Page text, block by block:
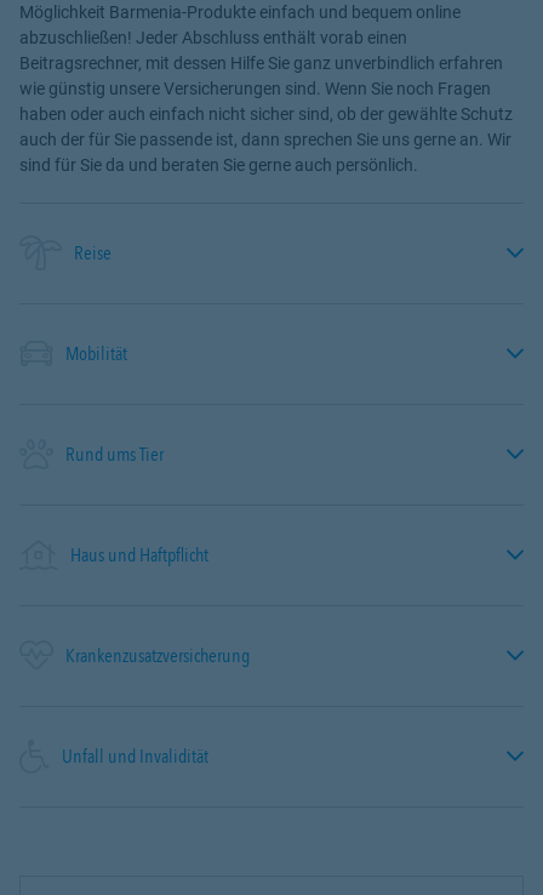
Möglichkeit Barmenia-Produkte einfach und bequem online
abzuschließen! Jeder Abschluss enthält vorab einen
Beitragsrechner, mit dessen Hilfe Sie ganz unverbindlich erfahren
wie günstig unsere Versicherungen sind. Wenn Sie noch Fragen
haben oder auch einfach nicht sicher sind, ob der gewählte Schutz
auch der für Sie passende ist, dann sprechen Sie uns gerne an. Wir
sind für Sie da und beraten Sie gerne auch persönlich.
Reise
Mobilität
Rund ums Tier
Haus und Haftpflicht
Krankenzusatzversicherung
Unfall und Invalidität